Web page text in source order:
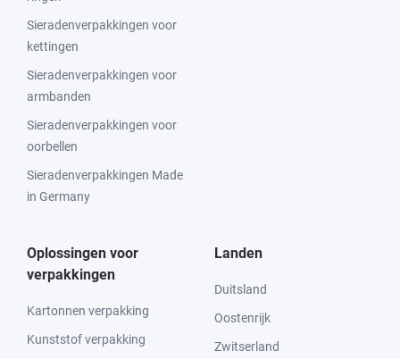
Sieradenverpakkingen voor
kettingen
Sieradenverpakkingen voor
armbanden
Sieradenverpakkingen voor
oorbellen
Sieradenverpakkingen Made
in Germany
Oplossingen voor
verpakkingen
Kartonnen verpakking
Kunststof verpakking
Landen
Duitsland
Oostenrijk
Zwitserland